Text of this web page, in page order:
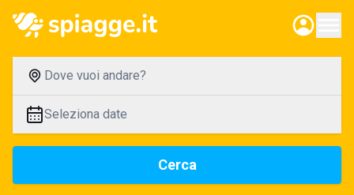
Dove vuoi andare?
Seleziona date
Cerca